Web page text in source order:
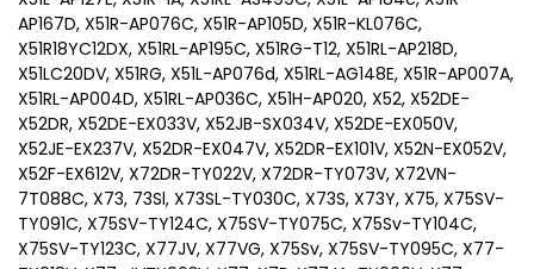
AP167D, X51R-AP076C, X51R-AP105D, X51R-KL076C,
X51R18YC12DX, X51RL-AP195C, X51RG-T12, X51RL-AP218D,
X51LC20DV, X51RG, X51L-AP076d, X51RL-AG148E, X51R-AP007A,
X51RL-AP004D, X51RL-AP036C, X51H-AP020, X52, X52DE-
X52DR, X52DE-EX033V, X52JB-SX034V, X52DE-EX050V,
X52JE-EX237V, X52DR-EX047V, X52DR-EX101V, X52N-EX052V,
X52F-EX612V, X72DR-TY022V, X72DR-TY073V, X72VN-
7T088C, X73, 73Sl, X73SL-TY030C, X73S, X73Y, X75, X75SV-
TY091C, X75SV-TY124C, X75SV-TY075C, X75Sv-TY104C,
X75SV-TY123C, X77JV, X77VG, X75Sv, X75SV-TY095C, X77-